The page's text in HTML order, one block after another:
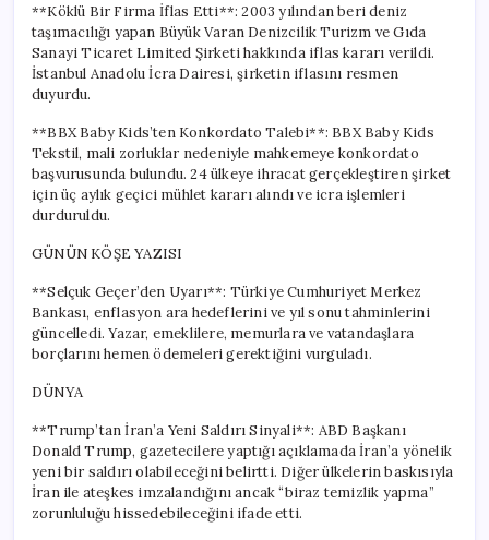
**Köklü Bir Firma İflas Etti**: 2003 yılından beri deniz
taşımacılığı yapan Büyük Varan Denizcilik Turizm ve Gıda
Sanayi Ticaret Limited Şirketi hakkında iflas kararı verildi.
İstanbul Anadolu İcra Dairesi, şirketin iflasını resmen
duyurdu.
**BBX Baby Kids’ten Konkordato Talebi**: BBX Baby Kids
Tekstil, mali zorluklar nedeniyle mahkemeye konkordato
başvurusunda bulundu. 24 ülkeye ihracat gerçekleştiren şirket
için üç aylık geçici mühlet kararı alındı ve icra işlemleri
durduruldu.
GÜNÜN KÖŞE YAZISI
**Selçuk Geçer’den Uyarı**: Türkiye Cumhuriyet Merkez
Bankası, enflasyon ara hedeflerini ve yıl sonu tahminlerini
güncelledi. Yazar, emeklilere, memurlara ve vatandaşlara
borçlarını hemen ödemeleri gerektiğini vurguladı.
DÜNYA
**Trump’tan İran’a Yeni Saldırı Sinyali**: ABD Başkanı
Donald Trump, gazetecilere yaptığı açıklamada İran’a yönelik
yeni bir saldırı olabileceğini belirtti. Diğer ülkelerin baskısıyla
İran ile ateşkes imzalandığını ancak “biraz temizlik yapma”
zorunluluğu hissedebileceğini ifade etti.